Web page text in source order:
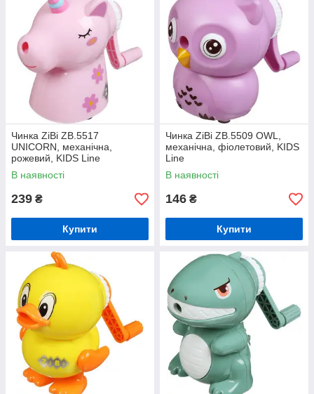
Чинка ZiBi ZB.5517
UNICORN, механічна,
рожевий, KIDS Line
В наявності
239 ₴
Купити
Чинка ZiBi ZB.5509 OWL,
механічна, фіолетовий, KIDS
Line
В наявності
146 ₴
Купити